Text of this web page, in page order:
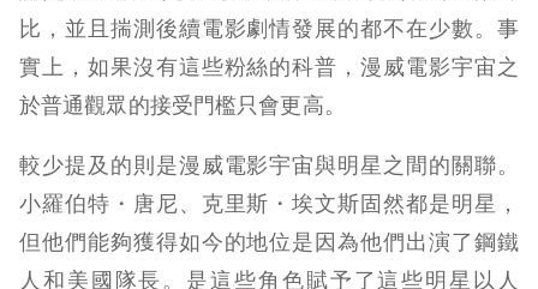
比，並且揣測後續電影劇情發展的都不在少數。事
實上，如果沒有這些粉絲的科普，漫威電影宇宙之
於普通觀眾的接受門檻只會更高。
較少提及的則是漫威電影宇宙與明星之間的關聯。
小羅伯特・唐尼、克里斯・埃文斯固然都是明星，
但他們能夠獲得如今的地位是因為他們出演了鋼鐵
人和美國隊長。是這些角色賦予了這些明星以人